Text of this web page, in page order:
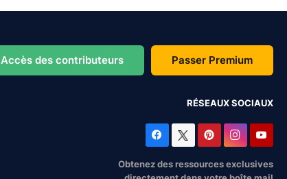
Accès des contributeurs Passer Premium
RÉSEAUX SOCIAUX
Obtenez des ressources exclusives